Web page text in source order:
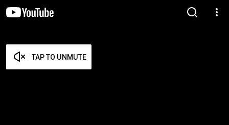
TAP TO UNMUTE